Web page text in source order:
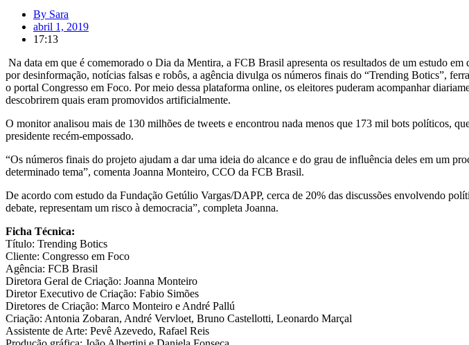
By Sara
abril 1, 2019
17:13
Na data em que é comemorado o Dia da Mentira, a FCB Brasil apresenta os resultados de um estudo
por desinformação, notícias falsas e robôs, a agência divulga os números finais do “Trending Botics”,
o portal Congresso em Foco. Por meio dessa plataforma online, os eleitores puderam acompanhar
descobrirem quais eram promovidos artificialmente.
O monitor analisou mais de 130 milhões de tweets e encontrou nada menos que 173 mil bots políticos,
presidente recém-empossado.
“Os números finais do projeto ajudam a dar uma ideia do alcance e do grau de influência deles em um
determinado tema”, comenta Joanna Monteiro, CCO da FCB Brasil.
De acordo com estudo da Fundação Getúlio Vargas/DAPP, cerca de 20% das discussões envolvendo
debate, representam um risco à democracia”, completa Joanna.
Ficha Técnica:
Título: Trending Botics
Cliente: Congresso em Foco
Agência: FCB Brasil
Diretora Geral de Criação: Joanna Monteiro
Diretor Executivo de Criação: Fabio Simões
Diretores de Criação: Marco Monteiro e André Pallú
Criação: Antonia Zobaran, André Vervloet, Bruno Castellotti, Leonardo Marçal
Assistente de Arte: Pevê Azevedo, Rafael Reis